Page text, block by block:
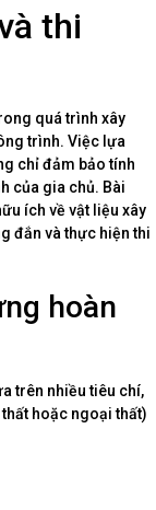
thi
quá trình xây
trình. Việc lựa
chỉ đảm bảo tính
của gia chủ. Bài
ích về vật liệu xây
đắn và thực hiện thi
hoàn
trên nhiều tiêu chí,
hoặc ngoại thất)